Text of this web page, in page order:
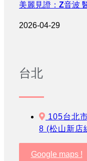
美麗見證：Z音波
2026-04-29
台北
105台北
8 (松山新店
Google maps !